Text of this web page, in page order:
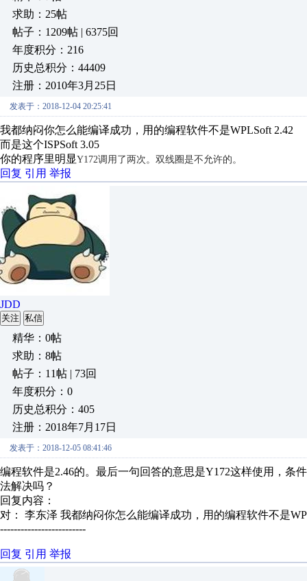
求助：25帖
帖子：1209帖 | 6375回
年度积分：216
历史总积分：44409
注册：2010年3月25日
发表于：2018-12-04 20:25:41
我都纳闷你怎么能编译成功，用的编程软件不是WPLSoft 2.42
而是这个ISPSoft 3.05
你的程序里明显Y172调用了两次。双线圈是不允许的。
回复 引用 举报
JDD
关注 私信
精华：0帖
求助：8帖
帖子：11帖 | 73回
年度积分：0
历史总积分：405
注册：2018年7月17日
发表于：2018-12-05 08:41:46
编程软件是2.46的。最后一句回答的意思是Y172这样使用，条
法解决吗？
回复内容：
对： 李东泽 我都纳闷你怎么能编译成功，用的编程软件不是
-------------------------
回复 引用 举报